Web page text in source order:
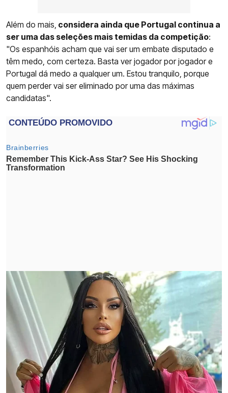
Além do mais, considera ainda que Portugal continua a
ser uma das seleções mais temidas da competição:
"Os espanhóis acham que vai ser um embate disputado e
têm medo, com certeza. Basta ver jogador por jogador e
Portugal dá medo a qualquer um. Estou tranquilo, porque
quem perder vai ser eliminado por uma das máximas
candidatas".